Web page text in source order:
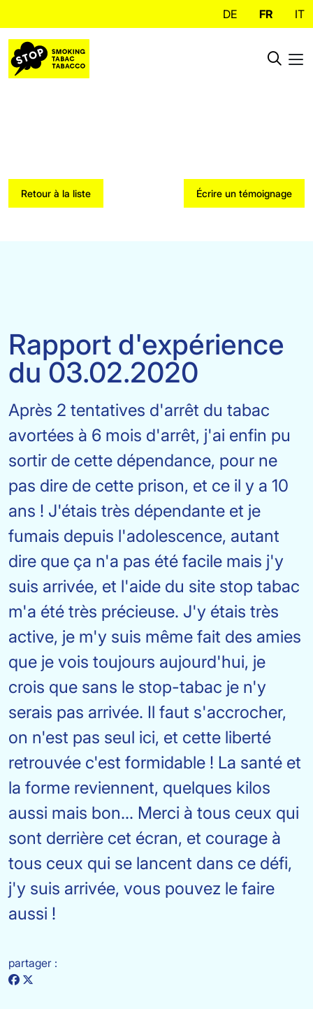
DE FR IT
Retour à la liste Écrire un témoignage
Rapport d'expérience
du 03.02.2020
Après 2 tentatives d'arrêt du tabac
avortées à 6 mois d'arrêt, j'ai enfin pu
sortir de cette dépendance, pour ne
pas dire de cette prison, et ce il y a 10
ans ! J'étais très dépendante et je
fumais depuis l'adolescence, autant
dire que ça n'a pas été facile mais j'y
suis arrivée, et l'aide du site stop tabac
m'a été très précieuse. J'y étais très
active, je m'y suis même fait des amies
que je vois toujours aujourd'hui, je
crois que sans le stop-tabac je n'y
serais pas arrivée. Il faut s'accrocher,
on n'est pas seul ici, et cette liberté
retrouvée c'est formidable ! La santé et
la forme reviennent, quelques kilos
aussi mais bon... Merci à tous ceux qui
sont derrière cet écran, et courage à
tous ceux qui se lancent dans ce défi,
j'y suis arrivée, vous pouvez le faire
aussi !
partager :